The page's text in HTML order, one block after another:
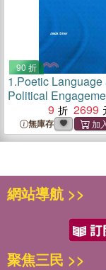
90 折
1.Poetic Language
Political
Poetry of Keats
9 2699
無庫存
網站導航 >>
聚焦三民 >>